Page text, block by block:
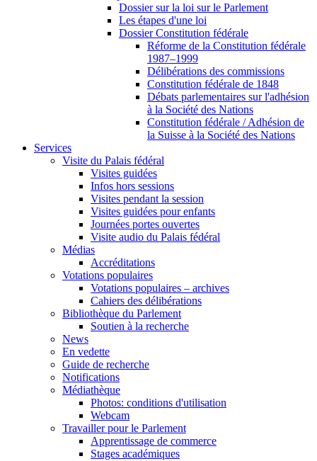
Dossier sur la loi sur le Parlement
Les étapes d'une loi
Dossier Constitution fédérale
Réforme de la Constitution fédérale
1987–1999
Délibérations des commissions
Constitution fédérale de 1848
Débats parlementaires sur l'adhésion
à la Société des Nations
Constitution fédérale / Adhésion de
la Suisse à la Société des Nations
Services
Visite du Palais fédéral
Visites guidées
Infos hors sessions
Visites pendant la session
Visites guidées pour enfants
Journées portes ouvertes
Visite audio du Palais fédéral
Médias
Accréditations
Votations populaires
Votations populaires – archives
Cahiers des délibérations
Bibliothèque du Parlement
Soutien à la recherche
News
En vedette
Guide de recherche
Notifications
Médiathèque
Photos: conditions d'utilisation
Webcam
Travailler pour le Parlement
Apprentissage de commerce
Stages académiques